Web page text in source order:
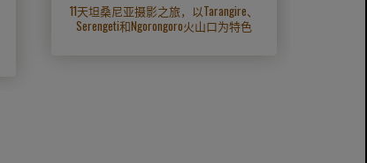
11天坦桑尼亚摄影之旅，以Tarangire、
Serengeti和Ngorongoro火山口为特色